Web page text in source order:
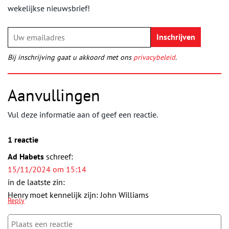
wekelijkse nieuwsbrief!
Bij inschrijving gaat u akkoord met ons privacybeleid.
Aanvullingen
Vul deze informatie aan of geef een reactie.
1 reactie
Ad Habets schreef:
15/11/2024 om 15:14
in de laatste zin:
Henry moet kennelijk zijn: John Williams
Reply